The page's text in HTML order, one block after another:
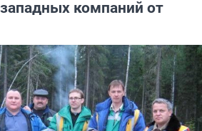
компаний от